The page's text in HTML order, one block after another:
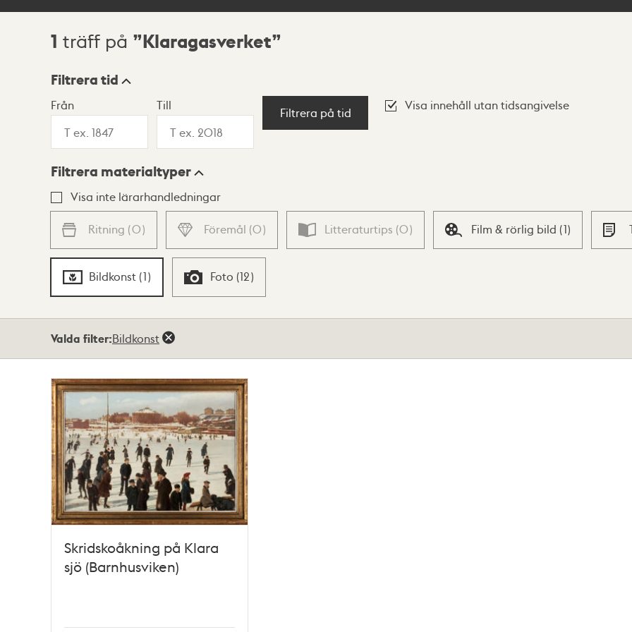
Sökresultat
1 träff på Klaragasverket
Visningsläge
Lista Karta
Filtrera tid
Från Till
Filtrera på tid
Visa innehåll utan tidsangivelse
Filtrera materialtyper
Visa inte lärarhandledningar
Ritning (0) Föremål (0) Litteraturtips (0) Film & rörlig bild (1)
Bildkonst (1) Foto (12)
Valda filter:Bildkonst
Skridskoåkning på Klara
sjö (Barnhusviken)